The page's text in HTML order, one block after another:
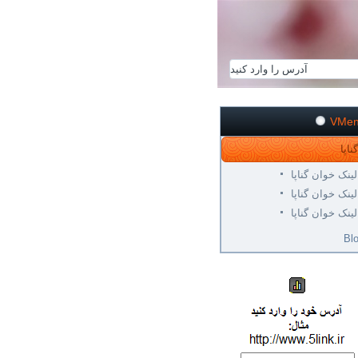
لینک خوان گناپا
لینک خوان گناپا
لینک خوان گناپا